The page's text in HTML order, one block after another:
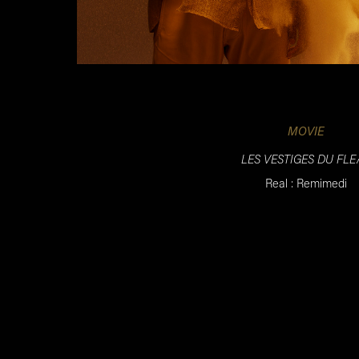
MOVIE
LES VESTIGES DU
Real : Remimedi